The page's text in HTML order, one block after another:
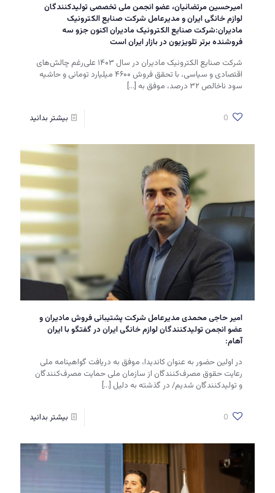
امیرحسین مرتضائیان، عضو انجمن ملی تخصصی تولیدکنندگان
لوازم خانگی ایران و مدیرعامل شرکت صنایع الکترونیک
مادیران:شرکت صنایع الکترونیک مادیران اکنون جزو سه
فروشنده برتر تلویزیون در بازار ایران است
شرکت صنایع الکترونیک مادیران در سال ۱۴۰۳ علی‌رغم چالش‌های
اقتصادی و سیاسی، با تحقق فروش ۴۶۰۰ میلیارد تومانی و حاشیه
سود ناخالص ۳۲ درصد، موفق به
[…]
0 بیشتر بدانید
امیر حاجی محمدی مدیرعامل شرکت پشتیبانی فروش مادیران و
عضو انجمن تولیدکنندگان لوازم خانگی ایران در گفتگو با ایران
آهام:
در اولین حضور به عنوان کاندیدا، موفق به دریافت گواهینامه ملی
رعایت حقوق مصرف‌کنندگان از سازمان ملی حمایت مصرف‌‌کنندگان
و تولیدکنندگان شدیم/ در گذشته به دلیل […]
0 بیشتر بدانید